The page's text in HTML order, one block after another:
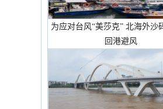
为应对台风“美莎克” 北海外沙
回港避风